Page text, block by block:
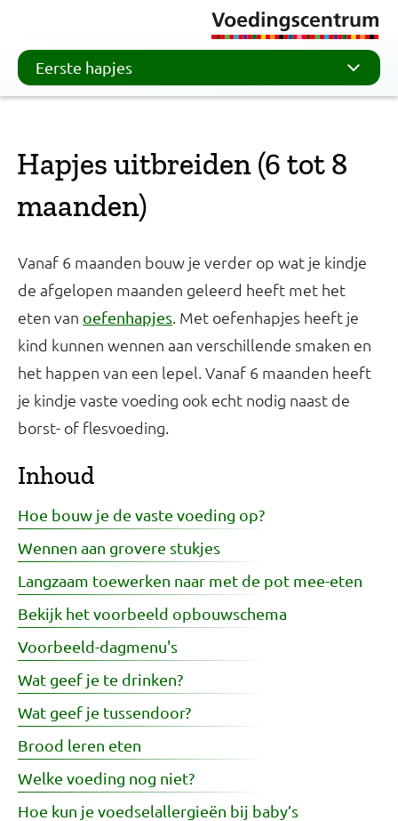
Eerste hapjes
Hapjes uitbreiden (6 tot 8
maanden)
Vanaf 6 maanden bouw je verder op wat je kindje
de afgelopen maanden geleerd heeft met het
eten van oefenhapjes. Met oefenhapjes heeft je
kind kunnen wennen aan verschillende smaken en
het happen van een lepel. Vanaf 6 maanden heeft
je kindje vaste voeding ook echt nodig naast de
borst- of flesvoeding.
Inhoud
Hoe bouw je de vaste voeding op?
Wennen aan grovere stukjes
Langzaam toewerken naar met de pot mee-eten
Bekijk het voorbeeld opbouwschema
Voorbeeld-dagmenu's
Wat geef je te drinken?
Wat geef je tussendoor?
Brood leren eten
Welke voeding nog niet?
Hoe kun je voedselallergieën bij baby’s